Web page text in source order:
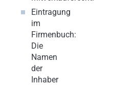
Eintragung
im
Firmenbuch:
Die
Namen
der
Inhaber